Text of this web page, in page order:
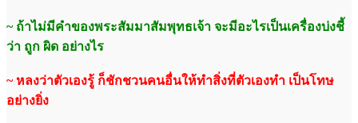
~ ถ้าไม่มีคำของพระสัมมาสัมพุทธเจ้า จะมีอะไรเป็นเครื่องบ่งชี้
ว่า ถูก ผิด อย่างไร
~ หลงว่าตัวเองรู้ ก็ชักชวนคนอื่นให้ทำสิ่งที่ตัวเองทำ เป็นโทษ
อย่างยิ่ง